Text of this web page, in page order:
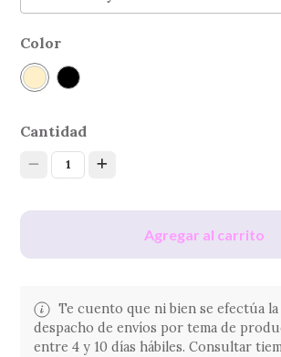
Color
Cantidad
1
Agregar al carrito
Te cuento que ni bien se efectúa la
despacho de envíos por tema de
entre 4 y 10 días hábiles. Consultar